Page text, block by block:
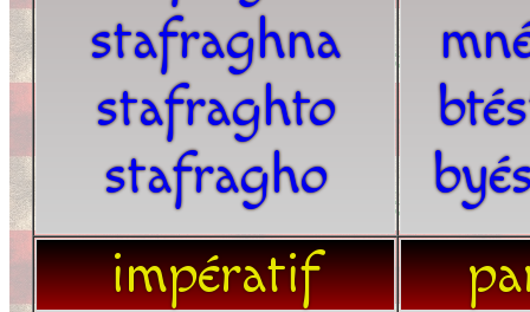
stafraghna
stafraghto
stafragho
impératif